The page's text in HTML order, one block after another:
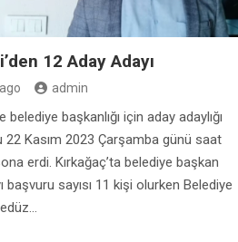
12 Aday Adayı
admin
belediye başkanlığı için aday adaylığı
22 Kasım 2023 Çarşamba günü saat
erdi. Kırkağaç’ta belediye başkan
başvuru sayısı 11 kişi olurken Belediye